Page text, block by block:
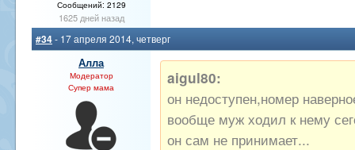
Сообщений: 2129
1625 дней назад
#34- 17 апреля 2014, четверг
Алла
Модератор
Супер мама
aigul80:
он недоступен,номер
вообще муж ходил к нему
он сам не принимает...